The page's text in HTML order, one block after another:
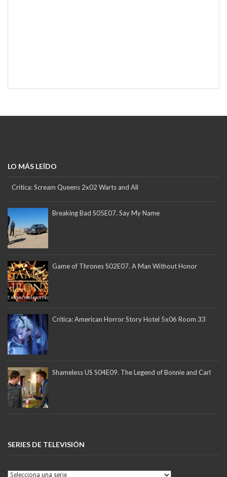
LO MÁS LEÍDO
Crítica: Scream Queens 2x02 Warts and All
Breaking Bad S05E07. Say My Name
Game of Thrones S02E07. A Man Without Honor
Crítica: American Horror Story Hotel 5x06 Room 33
Shameless US S04E09. The Legend of Bonnie and Carl
SERIES DE TELEVISIÓN